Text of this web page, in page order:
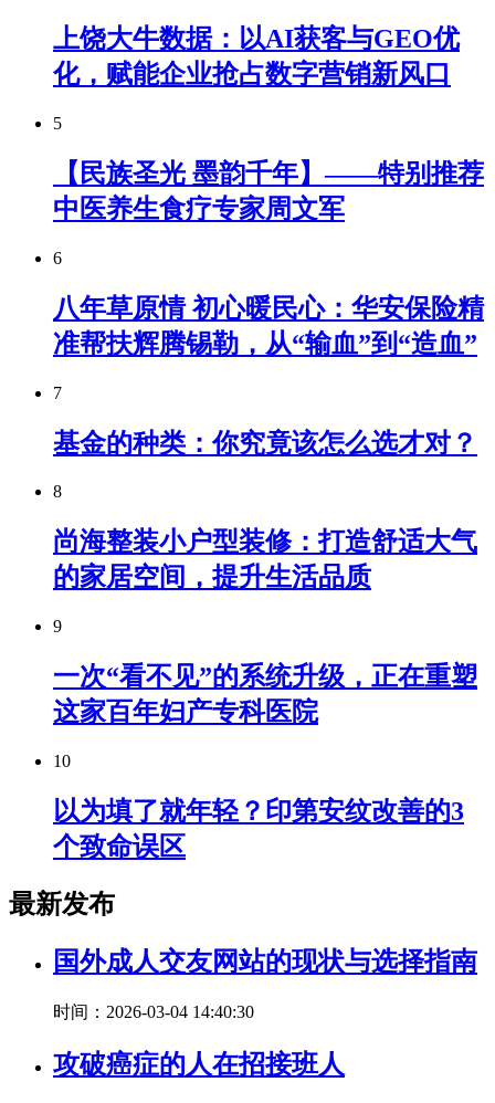
上饶大牛数据：以AI获客与GEO优
化，赋能企业抢占数字营销新风口
5
【民族圣光 墨韵千年】——特别推荐
中医养生食疗专家周文军
6
八年草原情 初心暖民心：华安保险精
准帮扶辉腾锡勒，从“输血”到“造血”
7
基金的种类：你究竟该怎么选才对？
8
尚海整装小户型装修：打造舒适大气
的家居空间，提升生活品质
9
一次“看不见”的系统升级，正在重塑
这家百年妇产专科医院
10
以为填了就年轻？印第安纹改善的3
个致命误区
最新发布
国外成人交友网站的现状与选择指南
时间：2026-03-04 14:40:30
攻破癌症的人在招接班人